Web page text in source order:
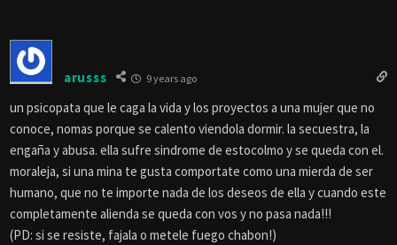
arusss 9 years ago
un psicopata que le caga la vida y los proyectos a una mujer que no
conoce, nomas porque se calento viendola dormir. la secuestra, la
engaña y abusa. ella sufre sindrome de estocolmo y se queda con el.
moraleja, si una mina te gusta comportate como una mierda de ser
humano, que no te importe nada de los deseos de ella y cuando este
completamente alienda se queda con vos y no pasa nada!!!
(PD: si se resiste, fajala o metele fuego chabon!)